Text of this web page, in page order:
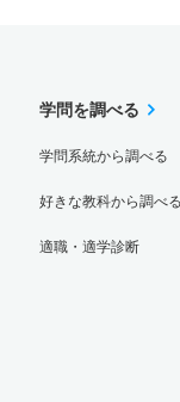
学問を調べる
学問系統から調べる
好きな教科から調べる
適職・適学診断